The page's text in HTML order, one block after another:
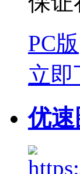
PC版
立即
优速